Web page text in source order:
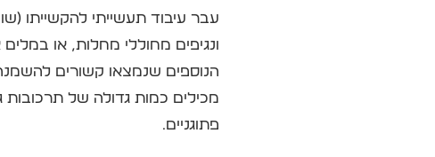
עבר עיבוד תעשייתי להקשייתו
ונגיפים מחוללי מחלות, או
הנוספים שנמצאו קשורים
מכילים כמות גדולה של תרכובות
פתוגניים.